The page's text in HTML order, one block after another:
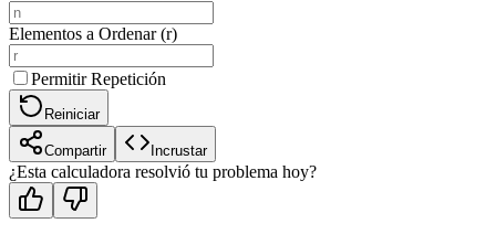
Elementos a Ordenar (r)
Permitir Repetición
Reiniciar
Compartir Incrustar
¿Esta calculadora resolvió tu problema hoy?